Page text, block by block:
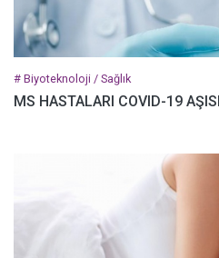
# Biyoteknoloji / Sağlık
MS HASTALARI COVID-19